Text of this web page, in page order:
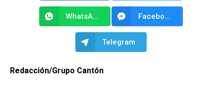
WhatsApp Facebook Messenger
Telegram
Redacción/Grupo Cantón